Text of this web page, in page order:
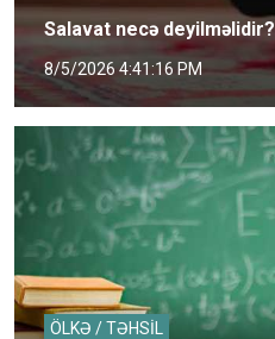
Salavat necə deyilməlidir?
8/5/2026 4:41:16 PM
ÖLKƏ / TƏHSİL